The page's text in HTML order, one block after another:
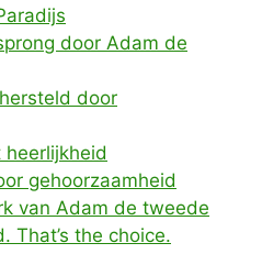
door Adam de
door
heerlijkheid
gehoorzaamheid
van Adam de tweede
That’s the choice.